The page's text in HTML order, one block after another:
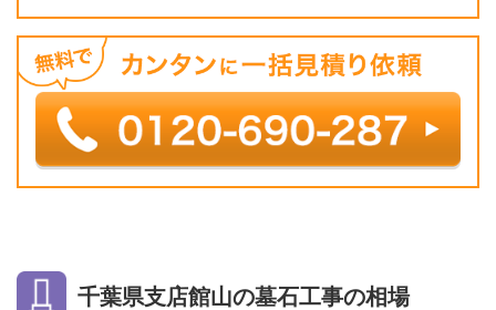
千葉県支店館山の墓石工事の相場